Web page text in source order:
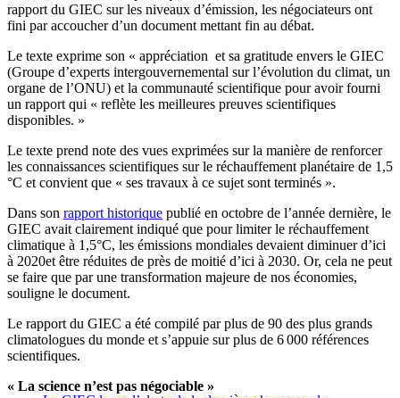
rapport du GIEC sur les niveaux d’émission, les négociateurs ont
fini par accoucher d’un document mettant fin au débat.
Le texte exprime son « appréciation et sa gratitude envers le GIEC
(Groupe d’experts intergouvernemental sur l’évolution du climat, un
organe de l’ONU) et la communauté scientifique pour avoir fourni
un rapport qui « reflète les meilleures preuves scientifiques
disponibles. »
Le texte prend note des vues exprimées sur la manière de renforcer
les connaissances scientifiques sur le réchauffement planétaire de 1,5
°C et convient que « ses travaux à ce sujet sont terminés ».
Dans son rapport historique publié en octobre de l’année dernière, le
GIEC avait clairement indiqué que pour limiter le réchauffement
climatique à 1,5°C, les émissions mondiales devaient diminuer d’ici
à 2020et être réduites de près de moitié d’ici à 2030. Or, cela ne peut
se faire que par une transformation majeure de nos économies,
souligne le document.
Le rapport du GIEC a été compilé par plus de 90 des plus grands
climatologues du monde et s’appuie sur plus de 6 000 références
scientifiques.
« La science n’est pas négociable »